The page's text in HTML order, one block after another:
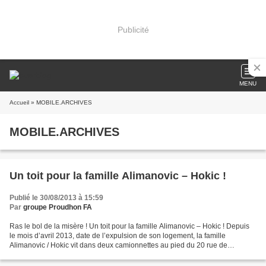
Publicité
MENU
Accueil » MOBILE.ARCHIVES
MOBILE.ARCHIVES
Un toit pour la famille Alimanovic – Hokic !
Publié le 30/08/2013 à 15:59
Par groupe Proudhon FA
Ras le bol de la misère ! Un toit pour la famille Alimanovic – Hokic ! Depuis
le mois d’avril 2013, date de l’expulsion de son logement, la famille
Alimanovic / Hokic vit dans deux camionnettes au pied du 20 rue de